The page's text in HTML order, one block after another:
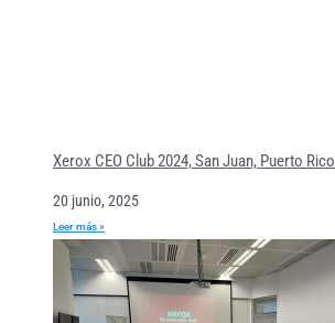
Xerox CEO Club 2024, San Juan, Puerto Rico
20 junio, 2025
Leer más »